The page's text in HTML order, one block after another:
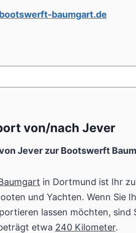
baumgart.de
von/nach Jever
Jever zur Bootswerft
in Dortmund ist Ihr
und Yachten. Wenn Sie
lassen möchten, sind
etwa 240 Kilometer.